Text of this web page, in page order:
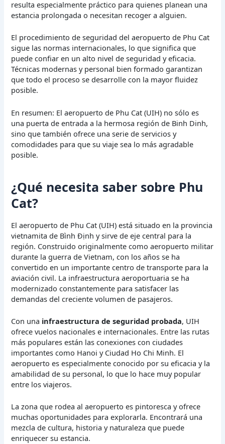
resulta especialmente práctico para quienes planean una
estancia prolongada o necesitan recoger a alguien.
El procedimiento de seguridad del aeropuerto de Phu Cat
sigue las normas internacionales, lo que significa que
puede confiar en un alto nivel de seguridad y eficacia.
Técnicas modernas y personal bien formado garantizan
que todo el proceso se desarrolle con la mayor fluidez
posible.
En resumen: El aeropuerto de Phu Cat (UIH) no sólo es
una puerta de entrada a la hermosa región de Binh Dinh,
sino que también ofrece una serie de servicios y
comodidades para que su viaje sea lo más agradable
posible.
¿Qué necesita saber sobre Phu
Cat?
El aeropuerto de Phu Cat (UIH) está situado en la provincia
vietnamita de Bình Định y sirve de eje central para la
región. Construido originalmente como aeropuerto militar
durante la guerra de Vietnam, con los años se ha
convertido en un importante centro de transporte para la
aviación civil. La infraestructura aeroportuaria se ha
modernizado constantemente para satisfacer las
demandas del creciente volumen de pasajeros.
Con una infraestructura de seguridad probada, UIH
ofrece vuelos nacionales e internacionales. Entre las rutas
más populares están las conexiones con ciudades
importantes como Hanoi y Ciudad Ho Chi Minh. El
aeropuerto es especialmente conocido por su eficacia y la
amabilidad de su personal, lo que lo hace muy popular
entre los viajeros.
La zona que rodea al aeropuerto es pintoresca y ofrece
muchas oportunidades para explorarla. Encontrará una
mezcla de cultura, historia y naturaleza que puede
enriquecer su estancia.